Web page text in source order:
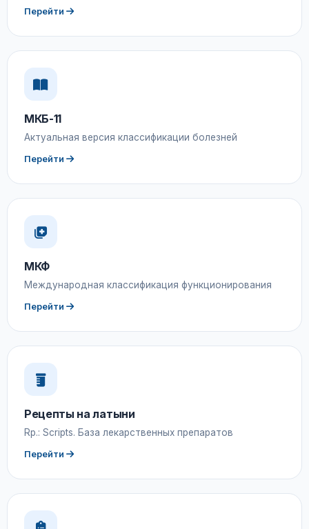
Перейти
МКБ-11
Актуальная версия классификации болезней
Перейти
МКФ
Международная классификация функционирования
Перейти
Рецепты на латыни
Rp.: Scripts. База лекарственных препаратов
Перейти